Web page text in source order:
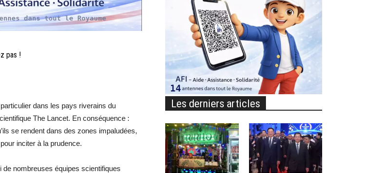
pas !
dans les pays riverains du
The Lancet. En conséquence :
se rendent dans des zones impaludées,
inciter à la prudence.
de nombreuses équipes scientifiques
Les derniers articles